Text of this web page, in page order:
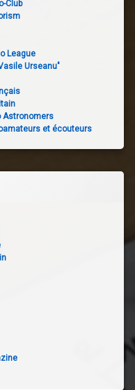
Club
League
Urseanu"
Astronomers
et écouteurs